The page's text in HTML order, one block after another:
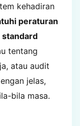
kehadiran
peraturan
standard
tentang
atau audit
jelas,
bila masa.